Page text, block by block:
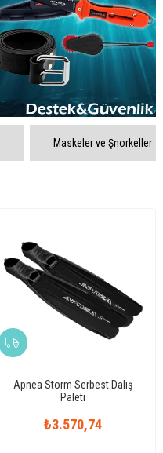
Maskeler ve Şnorkeller
Apnea Storm Serbest Dalış
Paleti
₺3.570,74